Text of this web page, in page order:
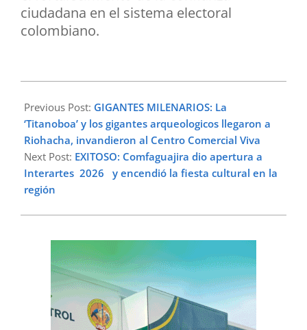
ciudadana en el sistema electoral
colombiano.
05-
25
Previous Post: GIGANTES MILENARIOS: La
‘Titanoboa’ y los gigantes arqueologicos llegaron a
Riohacha, invandieron al Centro Comercial Viva
Next Post: EXITOSO: Comfaguajira dio apertura a
Interartes 2026 y encendió la fiesta cultural en la
región